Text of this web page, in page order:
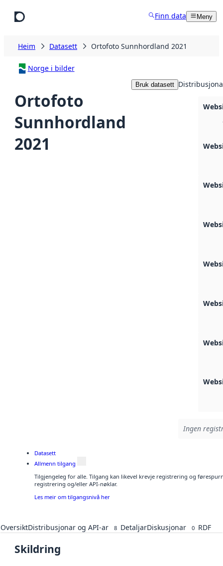
Finn data Meny
Heim Datasett Ortofoto Sunnhordland 2021
Norge i bilder
Ortofoto
Sunnhordland
2021
Bruk datasett
Ingen
Datasett
Allmenn tilgang
Tilgjengeleg for alle. Tilgang kan likevel krevje registrering og
registrering og/eller API-nøklar.
Les meir om tilgangsnivå her
OversiktDistribusjonar og API-ar 8 DetaljarDiskusjonar 0 RDF
Skildring